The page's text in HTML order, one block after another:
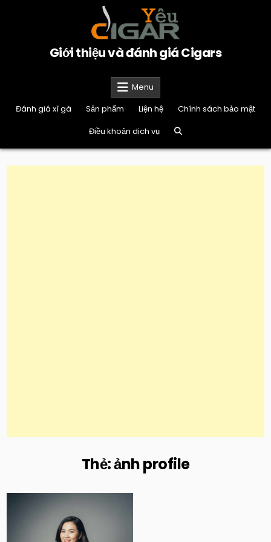
Giới thiệu và đánh giá Cigars
Menu
Đánh giá xì gà
Sản phẩm Liện hệ
Chính sách bảo mật
Điều khoản dịch vụ
Thẻ:ảnh profile
Posted